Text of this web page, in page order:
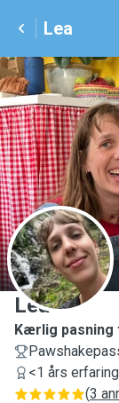
Lea
L
Lea
Kærlig pasning
<1 års erfaring
(3